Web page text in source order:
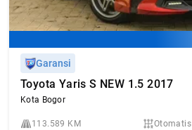
Garansi
Toyota Yaris S NEW 1.5 2017
Kota Bogor
113.589 KM Otomatis